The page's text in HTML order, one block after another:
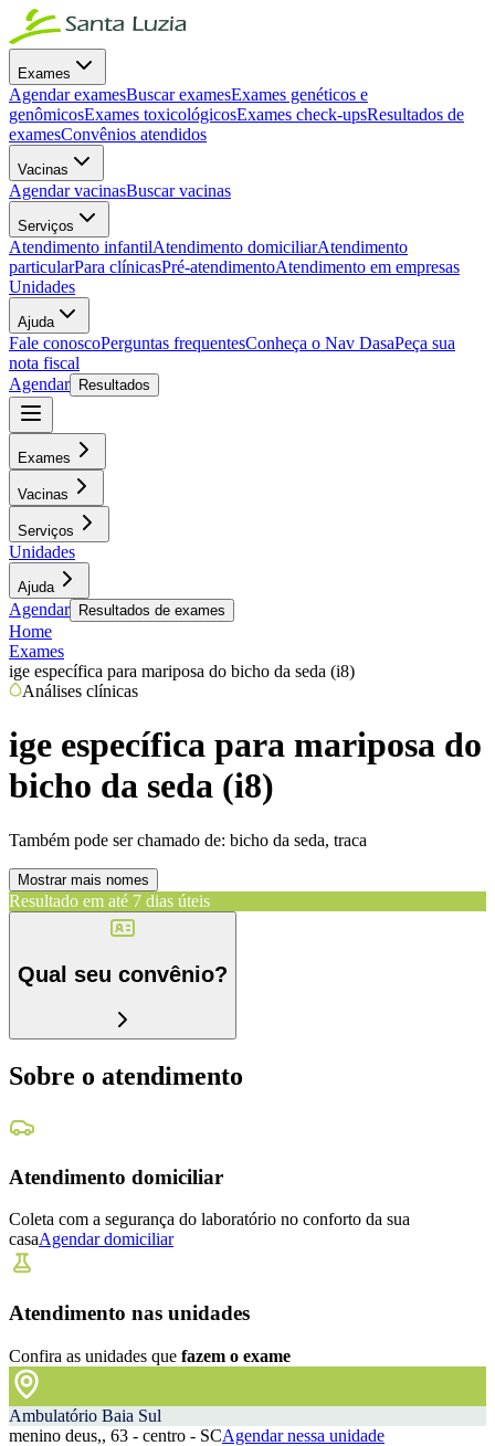
Exames
Agendar examesBuscar examesExames genéticos e
genômicosExames toxicológicosExames check-upsResultados de
examesConvênios atendidos
Vacinas
Agendar vacinasBuscar vacinas
Serviços
Atendimento infantilAtendimento domiciliarAtendimento
particularPara clínicasPré-atendimentoAtendimento em empresas
Unidades
Ajuda
Fale conoscoPerguntas frequentesConheça o Nav DasaPeça sua
nota fiscal
Agendar
Resultados
Exames
Vacinas
Serviços
Unidades
Ajuda
Agendar Resultados de exames
Home
Exames
ige específica para mariposa do bicho da seda (i8)
Análises clínicas
ige específica para mariposa do
bicho da seda (i8)
Também pode ser chamado de: bicho da seda, traca
Mostrar mais nomes
Resultado em até 7 dias úteis
Qual seu convênio?
Sobre o atendimento
Atendimento domiciliar
Coleta com a segurança do laboratório no conforto da sua
casaAgendar domiciliar
Atendimento nas unidades
Confira as unidades que fazem o exame
Ambulatório Baia Sul
menino deus,, 63 - centro - SCAgendar nessa unidade